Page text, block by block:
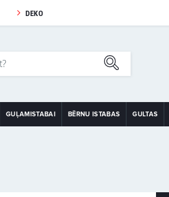
DEKO
GUĻAMISTABAI BĒRNU ISTABAS GULTAS